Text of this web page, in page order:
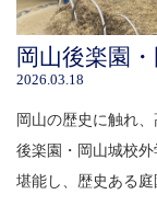
岡山後楽園
2026.03.18
岡山の歴史に触れ
後楽園・岡山城校
堪能し、歴史ある